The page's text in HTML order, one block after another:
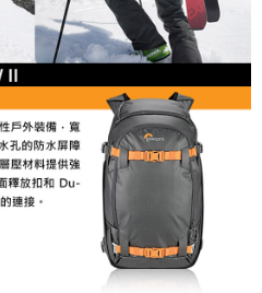
後，即可完成結帳。
通知簡訊。
擊此簡訊中的連結，可透過四大超商／
款，方視為交易完成。
刻繳費，但若您需要取消訂單，請聯絡
之訂單仍視為有效，需透過AFTEE先享
付 」之結帳頁面顯示為準，若有關於
等相關疑問，請聯繫「AFTEE先享後付
support/home
供之「AFTEE先享後付」服務完成之交
人資料，並將交易相關給付款項請求債